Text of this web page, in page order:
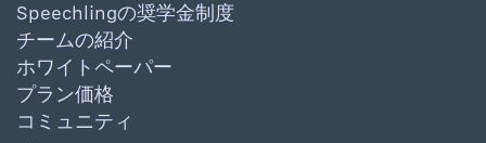
Speechlingの奨学金制度
チームの紹介
ホワイトペーパー
プラン価格
コミュニティ